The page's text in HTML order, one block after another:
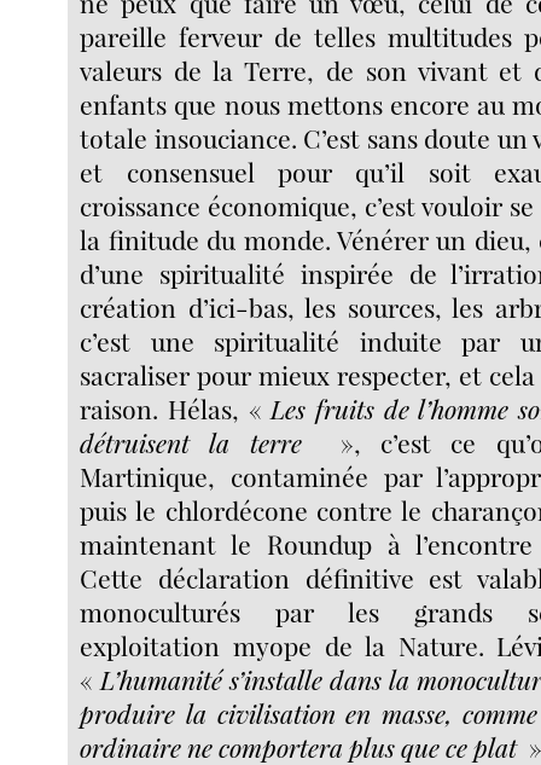
pareille ferveur de telles multitudes
valeurs de la Terre, de son vivant et
enfants que nous mettons encore au
totale insouciance. C’est sans doute
et consensuel pour qu’il soit
croissance économique, c’est vouloir
la finitude du monde. Vénérer un dieu,
d’une spiritualité inspirée de
création d’ici-bas, les sources, les
c’est une spiritualité induite par
sacraliser pour mieux respecter, et
raison. Hélas, « Les fruits de l’homme
détruisent la terre
», c’est ce
Martinique, contaminée par
puis le chlordécone contre le
maintenant le Roundup à l’encontre
Cette déclaration définitive est
monoculturés par les grands
exploitation myope de la Nature.
« L’humanité s’installe dans la
produire la civilisation en masse,
ordinaire ne comportera plus que ce plat